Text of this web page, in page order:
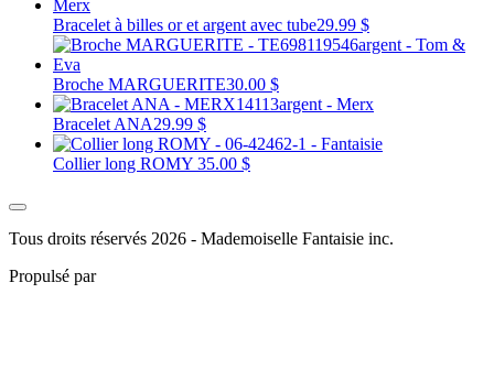
Bracelet à billes or et argent avec tube29.99 $
Broche MARGUERITE30.00 $
Bracelet ANA29.99 $
Collier long ROMY 35.00 $
Tous droits réservés 2026 - Mademoiselle Fantaisie inc.
Propulsé par